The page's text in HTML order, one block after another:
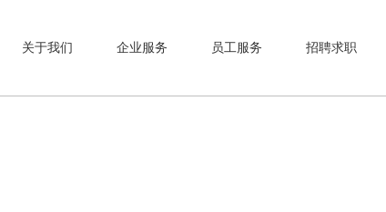
关于我们 企业服务 员工服务 招聘求职